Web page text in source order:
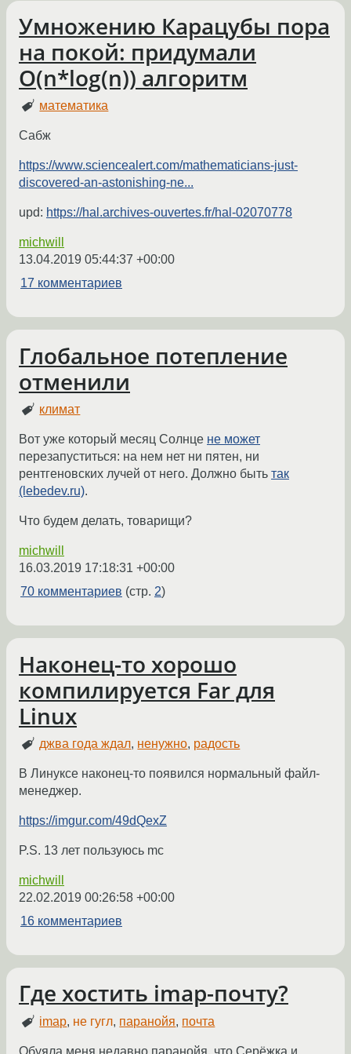
Умножению Карацубы пора
на покой: придумали
O(n*log(n)) алгоритм
математика
Сабж
https://www.sciencealert.com/mathematicians-just-
discovered-an-astonishing-ne...
upd: https://hal.archives-ouvertes.fr/hal-02070778
michwill
13.04.2019 05:44:37 +00:00
17 комментариев
Глобальное потепление
отменили
климат
Вот уже который месяц Солнце не может
перезапуститься: на нем нет ни пятен, ни
рентгеновских лучей от него. Должно быть так
(lebedev.ru).
Что будем делать, товарищи?
michwill
16.03.2019 17:18:31 +00:00
70 комментариев (стр. 2)
Наконец-то хорошо
компилируется Far для
Linux
джва года ждал, ненужно, радость
В Линуксе наконец-то появился нормальный файл-
менеджер.
https://imgur.com/49dQexZ
P.S. 13 лет пользуюсь mc
michwill
22.02.2019 00:26:58 +00:00
16 комментариев
Где хостить imap-почту?
imap, не гугл, паранойя, почта
Обуяла меня недавно паранойя, что Серёжка и